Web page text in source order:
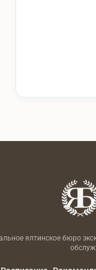
ялтинское бюро